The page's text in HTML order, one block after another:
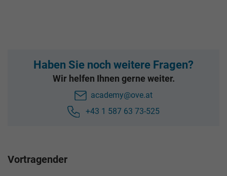
Haben Sie noch weitere Fragen?
Wir helfen Ihnen gerne weiter.
academy@ove.at
+43 1 587 63 73-525
Vortragender